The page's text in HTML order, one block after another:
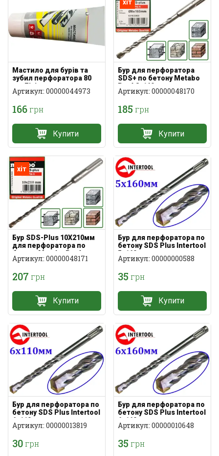
Мастило для бурів та
зубил перфоратора 80
мл Літієве
Артикул: 00000044973
166грн
Купити
хіт
Бур для перфоратора
SDS+ по бетону Metabo
Pro4 8х160мм
Артикул: 00000048170
185 грн
Купити
хіт
Бур SDS-Plus 10Х210мм
для перфоратора по
бетону Metabo Pro4
Артикул: 00000048171
207 грн
Купити
Бур для перфоратора по
бетону SDS Plus Intertool
5х160мм
Артикул: 00000000588
35 грн
Купити
Бур для перфоратора по
бетону SDS Plus Intertool
6х110мм
Артикул: 00000013819
30грн
Бур для перфоратора по
бетону SDS Plus Intertool
6х160мм
Артикул: 00000010648
35 грн